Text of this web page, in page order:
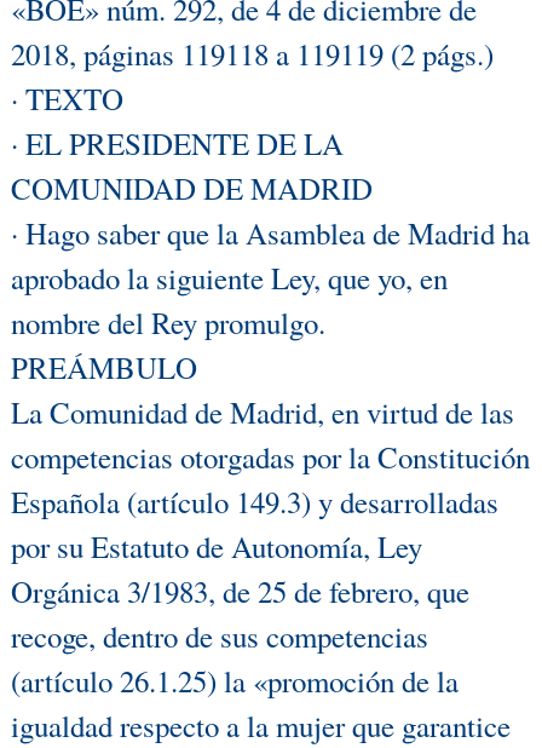
«BOE» núm. 292, de 4 de diciembre de
2018, páginas 119118 a 119119 (2 págs.)
· TEXTO
· EL PRESIDENTE DE LA
COMUNIDAD DE MADRID
· Hago saber que la Asamblea de Madrid ha
aprobado la siguiente Ley, que yo, en
nombre del Rey promulgo.
PREÁMBULO
La Comunidad de Madrid, en virtud de las
competencias otorgadas por la Constitución
Española (artículo 149.3) y desarrolladas
por su Estatuto de Autonomía, Ley
Orgánica 3/1983, de 25 de febrero, que
recoge, dentro de sus competencias
(artículo 26.1.25) la «promoción de la
igualdad respecto a la mujer que garantice